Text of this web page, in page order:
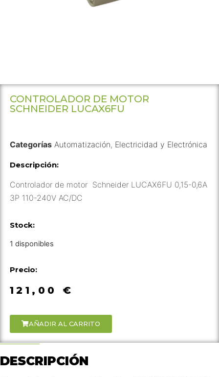
CONTROLADOR DE MOTOR
SCHNEIDER LUCAX6FU
Categorías Automatización, Electricidad y Electrónica
Descripción:
Controlador de motor Schneider LUCAX6FU 0,15-0,6A
3P 110-240V AC/DC
Stock:
1 disponibles
Precio:
121,00 €
AÑADIR AL CARRITO
DESCRIPCIÓN